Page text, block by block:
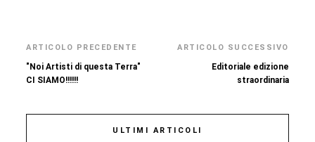
ARTICOLO PRECEDENTE
"Noi Artisti di questa Terra"
CI SIAMO!!!!!!
ARTICOLO SUCCESSIVO
Editoriale edizione
straordinaria
ULTIMI ARTICOLI